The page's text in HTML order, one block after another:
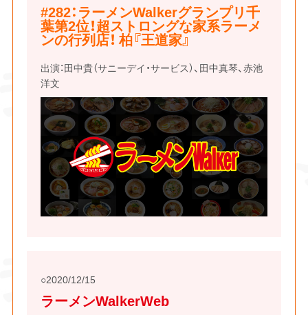
#282：ラーメンWalkerグランプリ千
葉第2位！超ストロングな家系ラーメ
ンの行列店！ 柏『王道家』
出演：田中貴（サニーデイ・サービス）、田中真琴、赤池
洋文
2020/12/15
ラーメンWalkerWeb